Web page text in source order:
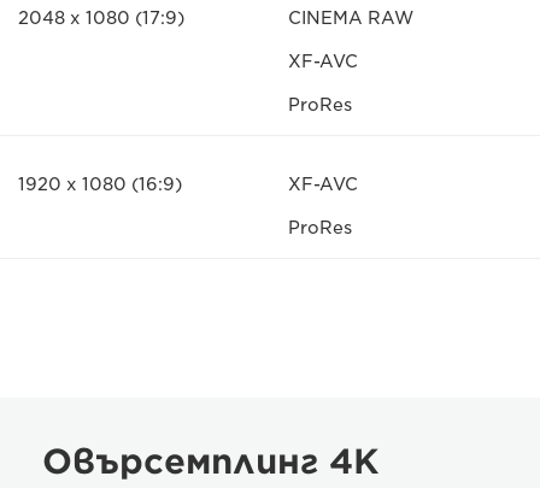
2048 x 1080 (17:9) CINEMA RAW
XF-AVC
ProRes
1920 x 1080 (16:9) XF-AVC
ProRes
Овърсемплинг 4K